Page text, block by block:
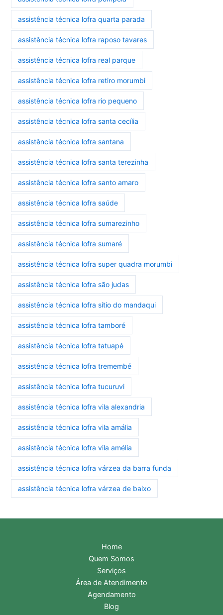
assistência técnica lofra quarta parada
assistência técnica lofra raposo tavares
assistência técnica lofra real parque
assistência técnica lofra retiro morumbi
assistência técnica lofra rio pequeno
assistência técnica lofra santa cecília
assistência técnica lofra santana
assistência técnica lofra santa terezinha
assistência técnica lofra santo amaro
assistência técnica lofra saúde
assistência técnica lofra sumarezinho
assistência técnica lofra sumaré
assistência técnica lofra super quadra morumbi
assistência técnica lofra são judas
assistência técnica lofra sítio do mandaqui
assistência técnica lofra tamboré
assistência técnica lofra tatuapé
assistência técnica lofra tremembé
assistência técnica lofra tucuruvi
assistência técnica lofra vila alexandria
assistência técnica lofra vila amália
assistência técnica lofra vila amélia
assistência técnica lofra várzea da barra funda
assistência técnica lofra várzea de baixo
Home
Quem Somos
Serviços
Área de Atendimento
Agendamento
Blog